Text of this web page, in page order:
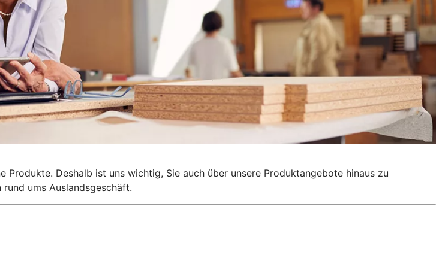
Deshalb ist uns wichtig, Sie auch über unsere Produktangebote hinaus zu
ums Auslandsgeschäft.